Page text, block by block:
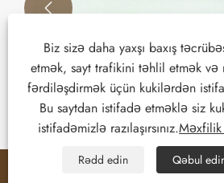

Biz sizə daha yaxşı baxış
etmək, sayt trafikini təhlil etmək və
fərdiləşdirmək üçün kukilərdən
Bu saytdan istifadə etməklə siz
istifadəmizlə razılaşırsınız.Məxfilik
Rədd edin Qəbul